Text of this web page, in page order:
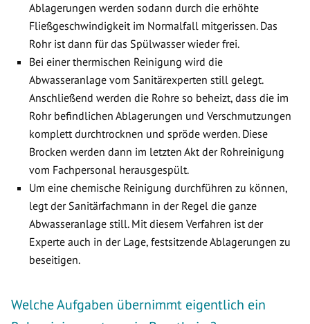
Ablagerungen werden sodann durch die erhöhte
Fließgeschwindigkeit im Normalfall mitgerissen. Das
Rohr ist dann für das Spülwasser wieder frei.
Bei einer thermischen Reinigung wird die
Abwasseranlage vom Sanitärexperten still gelegt.
Anschließend werden die Rohre so beheizt, dass die im
Rohr befindlichen Ablagerungen und Verschmutzungen
komplett durchtrocknen und spröde werden. Diese
Brocken werden dann im letzten Akt der Rohreinigung
vom Fachpersonal herausgespült.
Um eine chemische Reinigung durchführen zu können,
legt der Sanitärfachmann in der Regel die ganze
Abwasseranlage still. Mit diesem Verfahren ist der
Experte auch in der Lage, festsitzende Ablagerungen zu
beseitigen.
Welche Aufgaben übernimmt eigentlich ein